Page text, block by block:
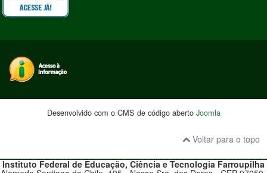
Desenvolvido com o CMS de código aberto Joomla
Voltar para o topo
Instituto Federal de Educação, Ciência e TecnologiaFarroupilha